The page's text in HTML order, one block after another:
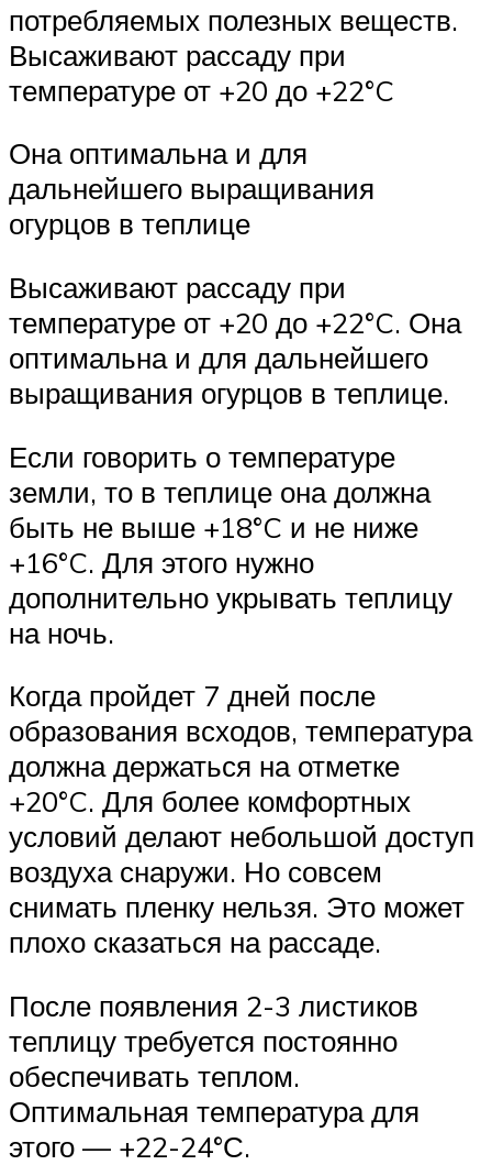
потребляемых полезных веществ.
Высаживают рассаду при
температуре от +20 до +22°C
Она оптимальна и для
дальнейшего выращивания
огурцов в теплице
Высаживают рассаду при
температуре от +20 до +22°C. Она
оптимальна и для дальнейшего
выращивания огурцов в теплице.
Если говорить о температуре
земли, то в теплице она должна
быть не выше +18°C и не ниже
+16°C. Для этого нужно
дополнительно укрывать теплицу
на ночь.
Когда пройдет 7 дней после
образования всходов, температура
должна держаться на отметке
+20°C. Для более комфортных
условий делают небольшой доступ
воздуха снаружи. Но совсем
снимать пленку нельзя. Это может
плохо сказаться на рассаде.
После появления 2-3 листиков
теплицу требуется постоянно
обеспечивать теплом.
Оптимальная температура для
этого — +22-24°С.